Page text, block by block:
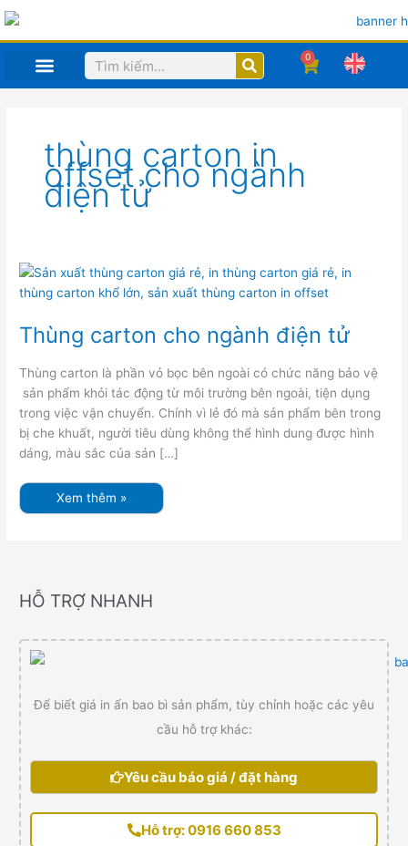
Nhảy
tới
Search 0
Cart
thùng carton in
offset cho ngành
điện tử
Thùng carton cho ngành điện tử
Thùng carton là phần vỏ bọc bên ngoài có chức năng bảo vệ
sản phẩm khỏi tác động từ môi trường bên ngoài, tiện dụng
trong việc vận chuyển. Chính vì lẻ đó mà sản phẩm bên trong
bị che khuất, người tiêu dùng không thể hình dung được hình
dáng, màu sắc của sản […]
Thùng
carton
cho
ngành
Xem thêm »
HỖ TRỢ NHANH
Để biết giá in ấn bao bì sản phẩm, tùy chỉnh hoặc các yêu
cầu hỗ trợ khác:
Yêu cầu báo giá / đặt hàng
Hỗ trợ: 0916 660 853